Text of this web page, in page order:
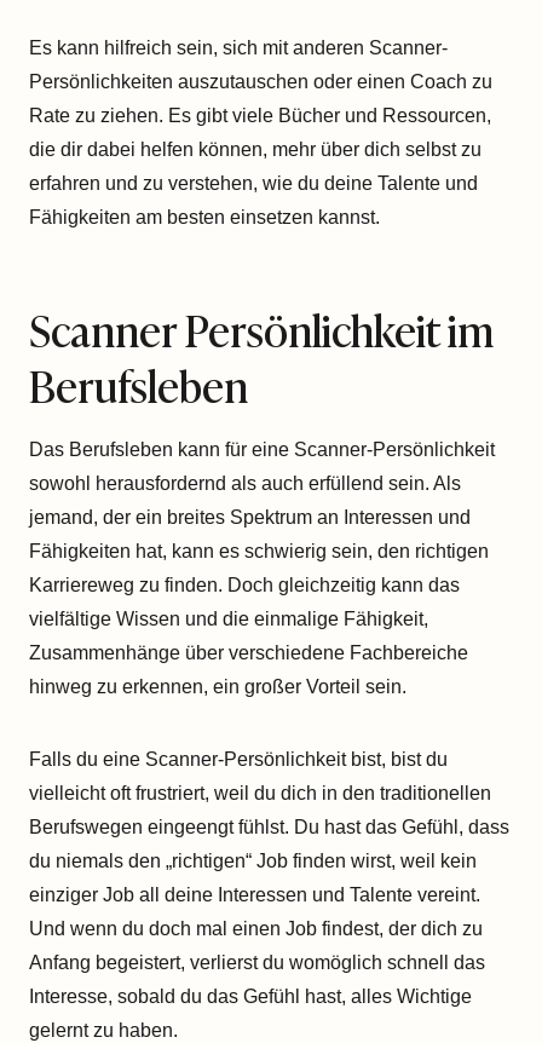
Es kann hilfreich sein, sich mit anderen Scanner-
Persönlichkeiten auszutauschen oder einen Coach zu
Rate zu ziehen. Es gibt viele Bücher und Ressourcen,
die dir dabei helfen können, mehr über dich selbst zu
erfahren und zu verstehen, wie du deine Talente und
Fähigkeiten am besten einsetzen kannst.
Scanner Persönlichkeit im
Berufsleben
Das Berufsleben kann für eine Scanner-Persönlichkeit
sowohl herausfordernd als auch erfüllend sein. Als
jemand, der ein breites Spektrum an Interessen und
Fähigkeiten hat, kann es schwierig sein, den richtigen
Karriereweg zu finden. Doch gleichzeitig kann das
vielfältige Wissen und die einmalige Fähigkeit,
Zusammenhänge über verschiedene Fachbereiche
hinweg zu erkennen, ein großer Vorteil sein.
Falls du eine Scanner-Persönlichkeit bist, bist du
vielleicht oft frustriert, weil du dich in den traditionellen
Berufswegen eingeengt fühlst. Du hast das Gefühl, dass
du niemals den „richtigen“ Job finden wirst, weil kein
einziger Job all deine Interessen und Talente vereint.
Und wenn du doch mal einen Job findest, der dich zu
Anfang begeistert, verlierst du womöglich schnell das
Interesse, sobald du das Gefühl hast, alles Wichtige
gelernt zu haben.